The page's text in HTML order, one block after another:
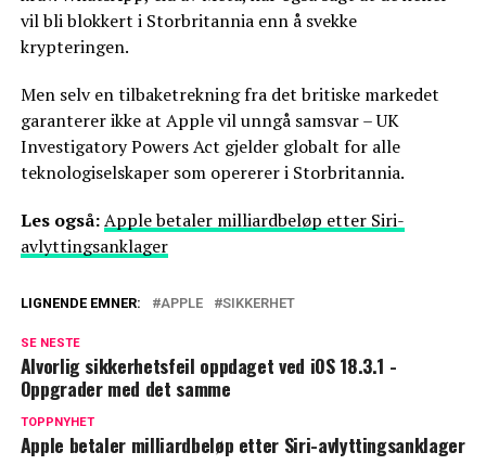
vil bli blokkert i Storbritannia enn å svekke
krypteringen.
Men selv en tilbaketrekning fra det britiske markedet
garanterer ikke at Apple vil unngå samsvar – UK
Investigatory Powers Act gjelder globalt for alle
teknologiselskaper som opererer i Storbritannia.
Les også:Apple betaler milliardbeløp etter Siri-
avlyttingsanklager
LIGNENDE EMNER: APPLE SIKKERHET
SE NESTE
Alvorlig sikkerhetsfeil oppdaget ved iOS 18.3.1 -
Oppgrader med det samme
TOPPNYHET
Apple betaler milliardbeløp etter Siri-avlyttingsanklager